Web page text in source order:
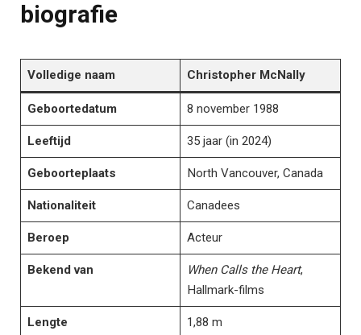
biografie
Volledige naam Christopher McNally
Geboortedatum 8 november 1988
Leeftijd 35 jaar (in 2024)
Geboorteplaats North Vancouver, Canada
Nationaliteit Canadees
Beroep Acteur
Bekend van When Calls the Heart,
Hallmark-films
Lengte 1,88 m